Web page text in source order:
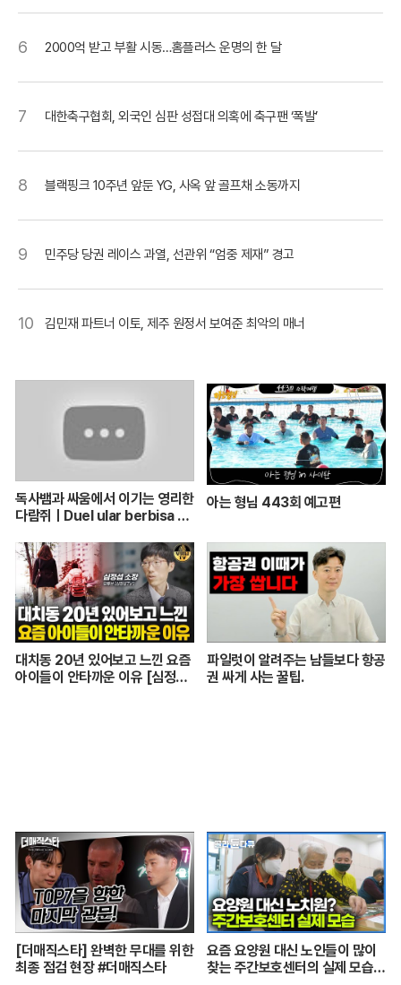
6 2000억 받고 부활 시동…홈플러스 운명의 한 달
7 대한축구협회, 외국인 심판 성접대 의혹에 축구팬 ‘폭발’
8 블랙핑크 10주년 앞둔 YG, 사옥 앞 골프채 소동까지
9 민주당 당권 레이스 과열, 선관위 “엄중 제재” 경고
10 김민재 파트너 이토, 제주 원정서 보여준 최악의 매너
독사뱀과 싸움에서 이기는 영리한
다람쥐ㅣDuel ular berbisa da
운 동물싸움
아는 형님 443회 예고편
대치동 20년 있어보고 느낀 요즘
아이들이 안타까운 이유 [심정섭
파일럿이 알려주는 남들보다 항공
권 싸게 사는 꿀팁.
[더매직스타] 완벽한 무대를 위한
최종 점검 현장 #더매직스타
요즘 요양원 대신 노인들이 많이
찾는 주간보호센터의 실제 모습